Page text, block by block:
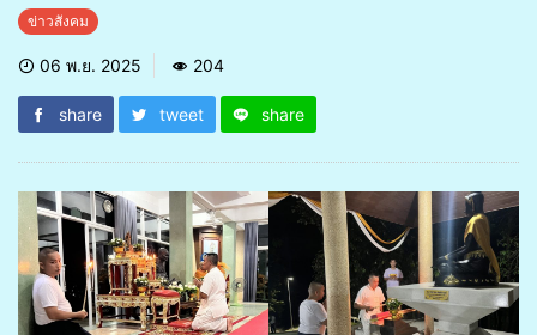
ข่าวสังคม
06 พ.ย. 2025 204
share tweet share